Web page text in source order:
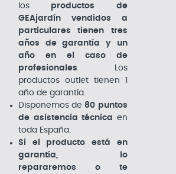
los productos de
GEAjardín vendidos a
particulares tienen tres
años de garantía y un
año en el caso de
profesionales. Los
productos outlet tienen 1
año de garantía.
Disponemos de80 puntos
de asistencia técnica en
toda España.
Si el producto está en
garantía, lo
repararemos o te